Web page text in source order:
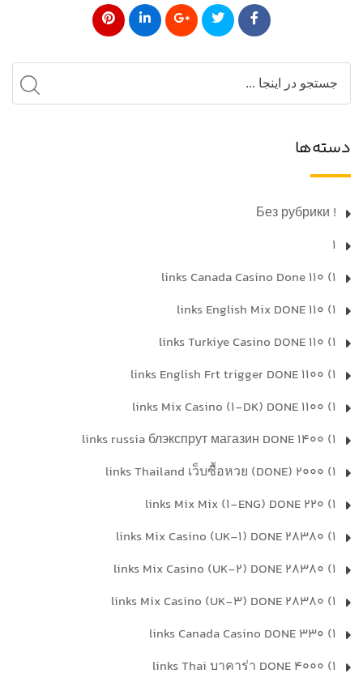
دسته‌ها
! Без рубрики
1
1) 110 links Canada Casino Done
1) 110 links English Mix DONE
1) 110 links Turkiye Casino DONE
1) 1100 links English Frt trigger DONE
1) 1100 links Mix Casino (1-DK) DONE
1) 1400 links russia блэкспрут магазин DONE
1) 2000 links Thailand เว็บซื้อหวย (DONE)
1) 220 links Mix Mix (1-ENG) DONE
1) 28380 links Mix Casino (UK-1) DONE
1) 28380 links Mix Casino (UK-2) DONE
1) 28380 links Mix Casino (UK-3) DONE
1) 330 links Canada Casino DONE
1) 4000 links Thai บาคาร่า DONE